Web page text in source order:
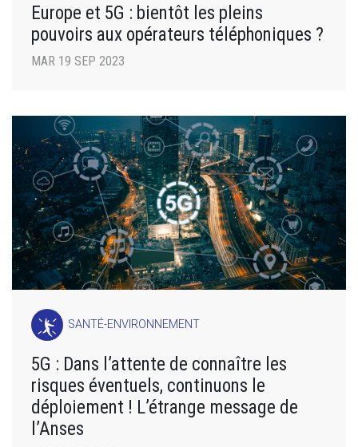
Europe et 5G : bientôt les pleins
pouvoirs aux opérateurs téléphoniques ?
MAR 19 SEP 2023
SANTÉ-ENVIRONNEMENT
5G : Dans l’attente de connaître les
risques éventuels, continuons le
déploiement ! L’étrange message de
l’Anses